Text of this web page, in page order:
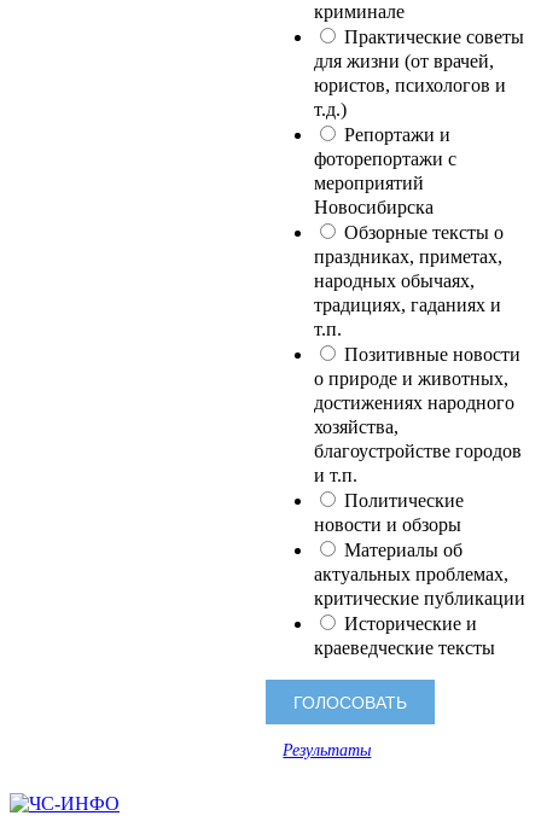
криминале
Практические советы
для жизни (от врачей,
юристов, психологов и
т.д.)
Репортажи и
фоторепортажи с
мероприятий
Новосибирска
Обзорные тексты о
праздниках, приметах,
народных обычаях,
традициях, гаданиях и
т.п.
Позитивные новости
о природе и животных,
достижениях народного
хозяйства,
благоустройстве городов
и т.п.
Политические
новости и обзоры
Материалы об
актуальных проблемах,
критические публикации
Исторические и
краеведческие тексты
Результаты